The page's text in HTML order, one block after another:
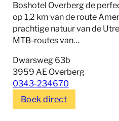
Boshotel Overberg de
op 1,2 km van de route
prachtige natuur van de
MTB-routes van…
Dwarsweg 63b
3959 AE Overberg
0343-234670
Boek direct